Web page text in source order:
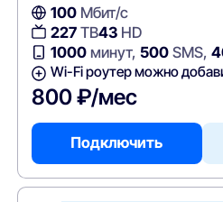
100Мбит/с
227ТВ43HD
1000минут, 500SMS,
Wi-Fi роутер можно
800 ₽/мес
Подключить